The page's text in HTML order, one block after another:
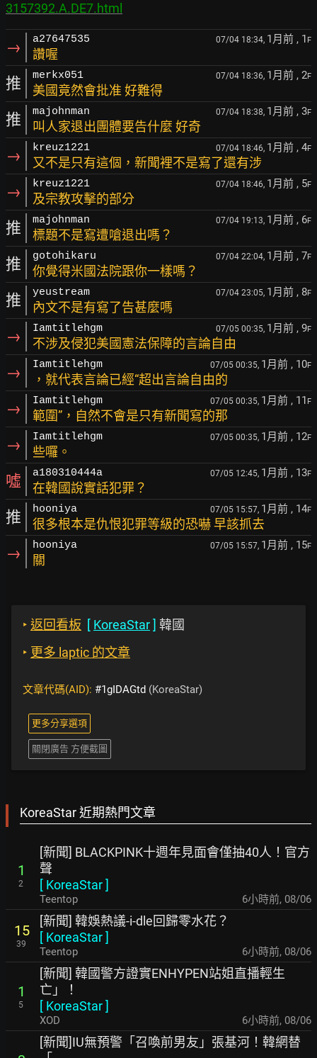
3157392.A.DE7.html
→ a27647535 07/04 18:34, 1月前 , 1 F
讚喔
推 merkx051 07/04 18:36, 1月前 , 2F
美國竟然會批准 好難得
推 majohnman 07/04 18:38, 1月前 , 3F
叫人家退出團體要告什麼 好奇
→ kreuz1221 07/04 18:46, 1月前 , 4F
又不是只有這個，新聞裡不是寫了還有涉
→ kreuz1221 07/04 18:46, 1月前 , 5F
及宗教攻擊的部分
推 majohnman 07/04 19:13, 1月前 , 6F
標題不是寫遭嗆退出嗎？
推 gotohikaru 07/04 22:04, 1月前 , 7F
你覺得米國法院跟你一樣嗎？
推 yeustream 07/04 23:05, 1月前 , 8F
內文不是有寫了告甚麼嗎
→ Iamtitlehgm 07/05 00:35, 1月前 , 9F
不涉及侵犯美國憲法保障的言論自由
→ Iamtitlehgm 07/05 00:35, 1月前 , 10F
，就代表言論已經“超出言論自由的
→ Iamtitlehgm 07/05 00:35, 1月前 , 11 F
範圍”，自然不會是只有新聞寫的那
→ Iamtitlehgm 07/05 00:35, 1月前 , 12F
些囉。
噓 a180310444a 07/05 12:45, 1月前 , 13F
在韓國說實話犯罪？
推 hooniya 07/05 15:57, 1月前 , 14F
很多根本是仇恨犯罪等級的恐嚇 早該抓去
→ hooniya 07/05 15:57, 1月前 , 15F
關
‣ 返回看板 [ KoreaStar] 韓國
‣ 更多 laptic 的文章
文章代碼(AID): #1gIDAGtd (KoreaStar)
更多分享選項
關閉廣告 方便截圖
KoreaStar 近期熱門文章
1
2
[新聞] BLACKPINK十週年見面會僅抽40人！官方
聲
[ KoreaStar]
Teentop 6小時前, 08/06
15
39
[新聞] 韓娛熱議-i-dle回歸零水花？
[ KoreaStar]
Teentop 6小時前, 08/06
1
5
[新聞] 韓國警方證實ENHYPEN站姐直播輕生
亡」！
[ KoreaStar]
XOD 6小時前, 08/06
[新聞]IU無預警「召喚前男友」張基河！韓網替